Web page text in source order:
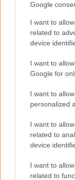
Google
I want to
related to
device
I want to
Google for
I want to
personalized
I want to
related to
device
I want to
related to
Διαβάστε
άλλους να λένε